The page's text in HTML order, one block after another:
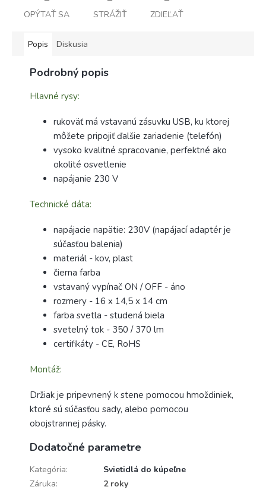
OPÝTAŤ SA STRÁŽIŤ ZDIEĽAŤ
Popis Diskusia
Podrobný popis
Hlavné rysy:
rukoväť má vstavanú zásuvku USB, ku ktorej
môžete pripojiť ďalšie zariadenie (telefón)
vysoko kvalitné spracovanie, perfektné ako
okolité osvetlenie
napájanie 230 V
Technické dáta:
napájacie napätie: 230V (napájací adaptér je
súčasťou balenia)
materiál - kov, plast
čierna farba
vstavaný vypínač ON / OFF - áno
rozmery - 16 x 14,5 x 14 cm
farba svetla - studená biela
svetelný tok - 350 / 370 lm
certifikáty - CE, RoHS
Montáž:
Držiak je pripevnený k stene pomocou hmoždiniek,
ktoré sú súčasťou sady, alebo pomocou
obojstrannej pásky.
Dodatočné parametre
Kategória:
Svietidlá do kúpeľne
Záruka:
2 roky